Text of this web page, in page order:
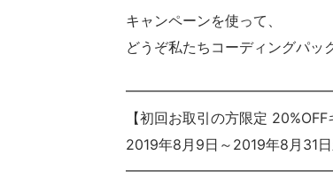
キャンペーンを使って、
どうぞ私たちコーディングパッ
【初回お取引の方限定 20%OFF
2019年8月9日～2019年8月31日